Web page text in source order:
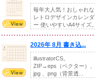
毎年大人気！おしゃれな
レトロデザインカレンダ
ー 使いやすいA4サイズ。
2026年 8月 書き込...
illustratorCS。
ZIP→eps（ベクター）、
jpg 、png（背景透...